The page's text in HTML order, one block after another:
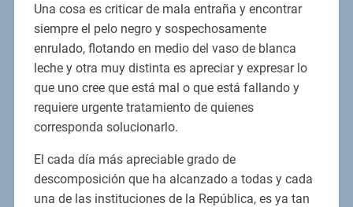
Una cosa es criticar de mala entraña y encontrar
siempre el pelo negro y sospechosamente
enrulado, flotando en medio del vaso de blanca
leche y otra muy distinta es apreciar y expresar lo
que uno cree que está mal o que está fallando y
requiere urgente tratamiento de quienes
corresponda solucionarlo.
El cada día más apreciable grado de
descomposición que ha alcanzado a todas y cada
una de las instituciones de la República, es ya tan